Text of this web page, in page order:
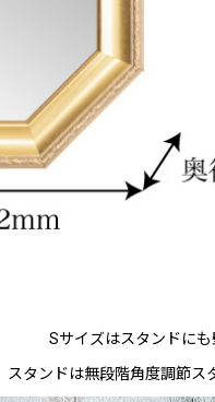
Sサイズはスタンドにも
スタンドは無段階角度調節ス